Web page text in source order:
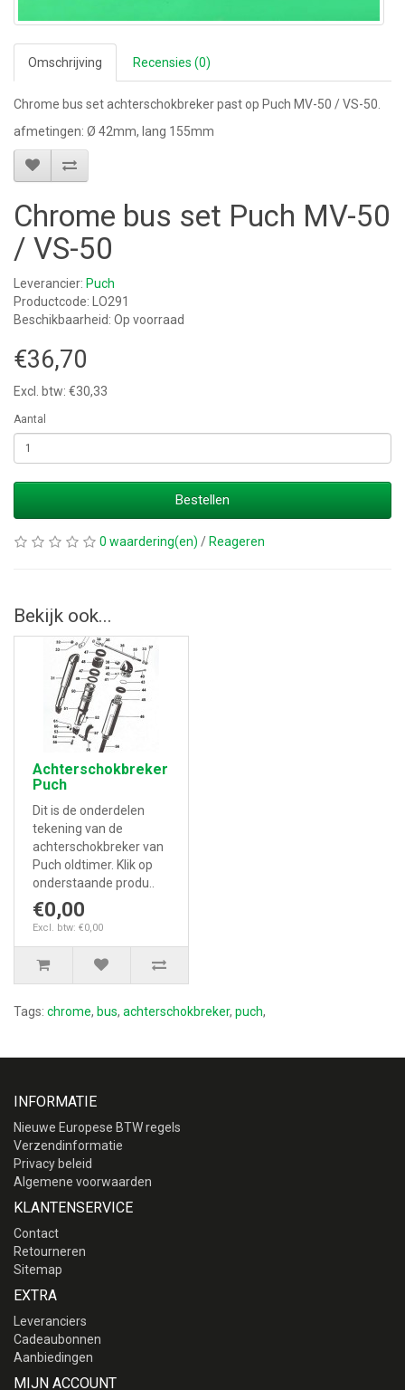
Omschrijving Recensies (0)
Chrome bus set achterschokbreker past op Puch MV-50 / VS-50.
afmetingen: Ø 42mm, lang 155mm
Chrome bus set Puch MV-50
/ VS-50
Leverancier: Puch
Productcode: LO291
Beschikbaarheid: Op voorraad
€36,70
Excl. btw: €30,33
Aantal
Bestellen
0 waardering(en) / Reageren
Bekijk ook...
Achterschokbreker
Puch
Dit is de onderdelen
tekening van de
achterschokbreker van
Puch oldtimer. Klik op
onderstaande produ..
€0,00
Excl. btw: €0,00
Tags: chrome, bus, achterschokbreker, puch,
INFORMATIE
Nieuwe Europese BTW regels
Verzendinformatie
Privacy beleid
Algemene voorwaarden
KLANTENSERVICE
Contact
Retourneren
Sitemap
EXTRA
Leveranciers
Cadeaubonnen
Aanbiedingen
MIJN ACCOUNT